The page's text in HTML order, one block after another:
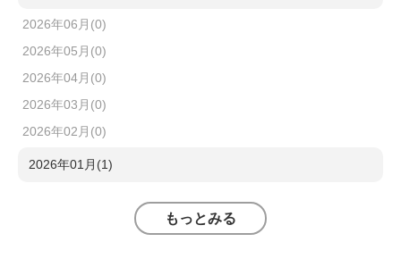
2026年06月(0)
2026年05月(0)
2026年04月(0)
2026年03月(0)
2026年02月(0)
2026年01月(1)
もっとみる